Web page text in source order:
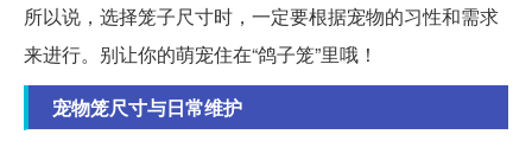
所以说，选择笼子尺寸时，一定要根据宠物的习性和需求
来进行。别让你的萌宠住在“鸽子笼”里哦！
宠物笼尺寸与日常维护